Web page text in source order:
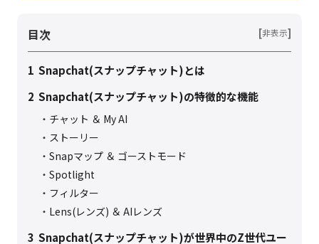
目次 [非表示]
1 Snapchat(スナップチャット)とは
2 Snapchat(スナップチャット)の特徴的な機能
チャット ＆ My AI
ストーリー
Snapマップ ＆ ゴーストモード
Spotlight
フィルター
Lens(レンズ) ＆ AIレンズ
3 Snapchat(スナップチャット)が世界中のZ世代ユー